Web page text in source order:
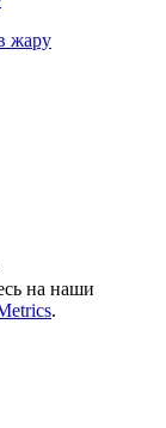
жару
на наши
.